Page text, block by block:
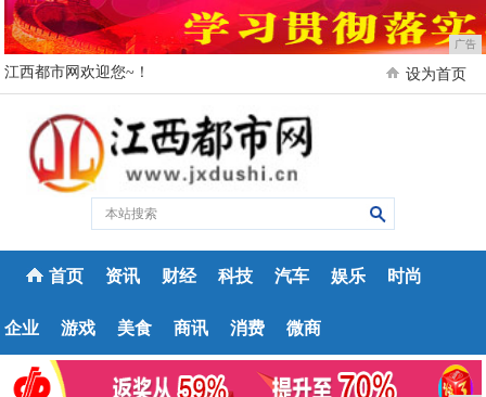
广告
江西都市网欢迎您~！ 设为首页
首页 资讯 财经 科技 汽车 娱乐 时尚
企业 游戏 美食 商讯 消费 微商